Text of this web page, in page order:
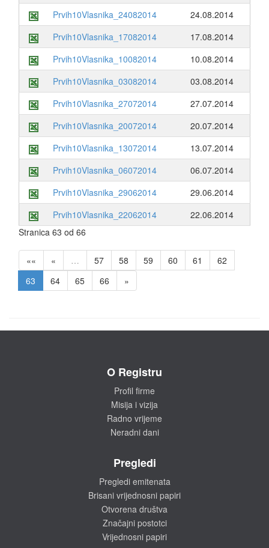
Prvih10Vlasnika_24082014
24.08.2014
Prvih10Vlasnika_17082014
17.08.2014
Prvih10Vlasnika_10082014
10.08.2014
Prvih10Vlasnika_03082014
03.08.2014
Prvih10Vlasnika_27072014
27.07.2014
Prvih10Vlasnika_20072014
20.07.2014
Prvih10Vlasnika_13072014
13.07.2014
Prvih10Vlasnika_06072014
06.07.2014
Prvih10Vlasnika_29062014
29.06.2014
Prvih10Vlasnika_22062014
22.06.2014
Stranica 63 od 66
«« « … 57 58 59 60 61
62
63
64 65 66 »
O Registru
Profil firme
Misija i vizija
Radno vrijeme
Neradni dani
Pregledi
Pregledi emitenata
Brisani vrijednosni papiri
Otvorena društva
Značajni postotci
Vrijednosni papiri